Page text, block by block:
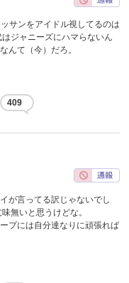
サンをアイドル視してるのは
ジャニーズにハマらないん
んて（今）だろ。
409
が言ってる訳じゃないでし
無いと思うけどな。
プには自分達なりに頑張れば